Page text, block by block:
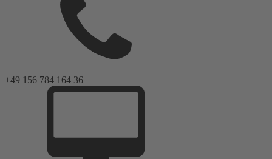
+49 156 784 164 36